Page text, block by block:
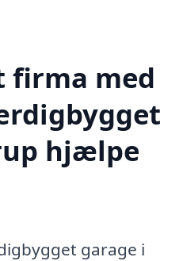
firma med
hjælpe
garage i